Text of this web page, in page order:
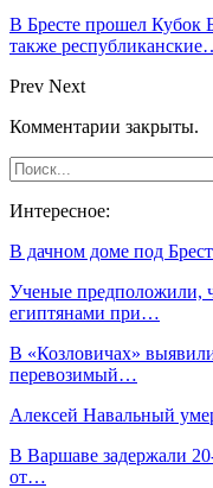
В Бресте прошел Кубок
также
Prev Next
Комментарии закрыты.
Интересное:
В дачном доме под
Ученые предположили,
египтянами при…
В «Козловичах»
перевозимый…
Алексей Навальный
В Варшаве задержали
от…